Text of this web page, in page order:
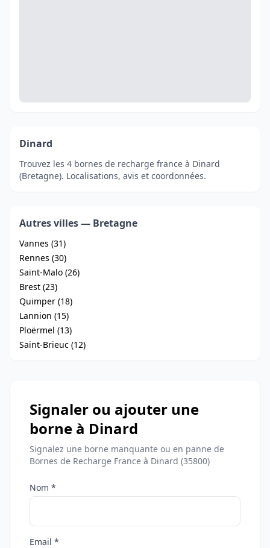
Dinard
Trouvez les 4 bornes de recharge france à Dinard
(Bretagne). Localisations, avis et coordonnées.
Autres villes — Bretagne
Vannes (31)
Rennes (30)
Saint-Malo (26)
Brest (23)
Quimper (18)
Lannion (15)
Ploërmel (13)
Saint-Brieuc (12)
Signaler ou ajouter une
borne à Dinard
Signalez une borne manquante ou en panne de
Bornes de Recharge France à Dinard (35800)
Nom *
Email *